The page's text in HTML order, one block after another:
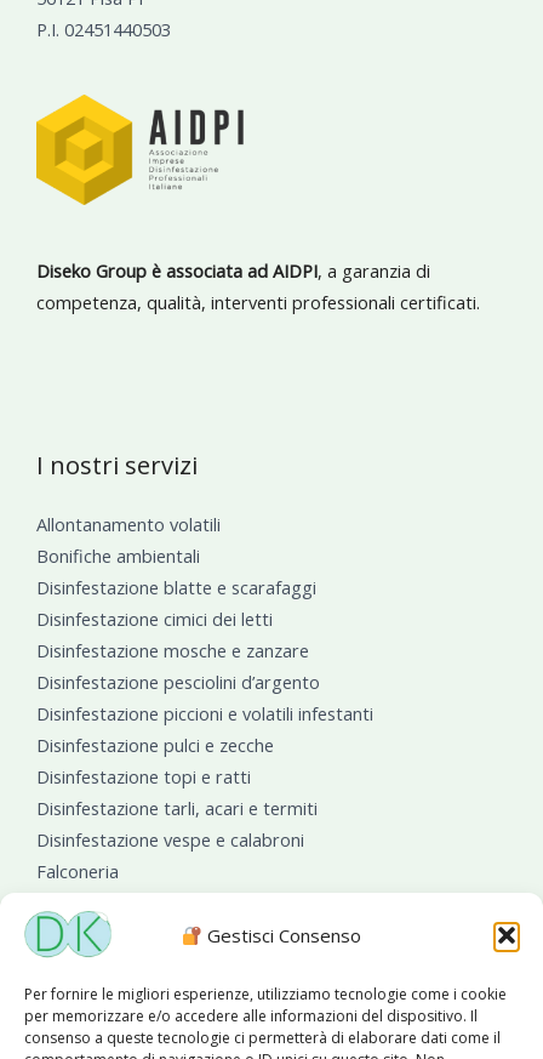
Gestisci Consenso
Per fornire le migliori esperienze, utilizziamo tecnologie come i cookie
per memorizzare e/o accedere alle informazioni del dispositivo. Il
consenso a queste tecnologie ci permetterà di elaborare dati come il
P.I. 02451440503
Diseko Group è associata ad AIDPI, a garanzia di
competenza, qualità, interventi professionali certificati.
I nostri servizi
Allontanamento volatili
Bonifiche ambientali
Disinfestazione blatte e scarafaggi
Disinfestazione cimici dei letti
Disinfestazione mosche e zanzare
Disinfestazione pesciolini d’argento
Disinfestazione piccioni e volatili infestanti
Disinfestazione pulci e zecche
Disinfestazione topi e ratti
Disinfestazione tarli, acari e termiti
Disinfestazione vespe e calabroni
Falconeria